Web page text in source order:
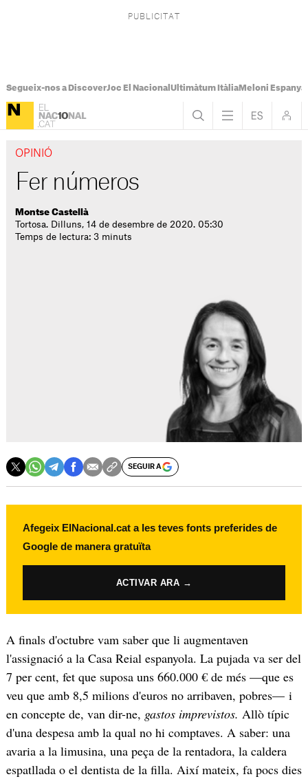
Segueix-nos a DiscoverJoc El Nacional Ultimàtum ItàliaMeloni Espanya
OPINIÓ
Fer números
Montse Castellà
Tortosa. Dilluns, 14 de desembre de 2020. 05:30
Temps de lectura: 3 minuts
SEGUIR A
Afegeix ElNacional.cat a les teves fonts preferides de
Google de manera gratuïta
ACTIVAR ARA →
A finals d'octubre vam saber que li augmentaven
l'assignació a la Casa Reial espanyola. La pujada va ser del
7 per cent, fet que suposa uns 660.000 € de més —que es
veu que amb 8,5 milions d'euros no arribaven, pobres— i
en concepte de, van dir-ne, gastos imprevistos. Allò típic
d'una despesa amb la qual no hi comptaves. A saber: una
avaria a la limusina, una peça de la rentadora, la caldera
espatllada o el dentista de la filla. Així mateix, fa pocs dies